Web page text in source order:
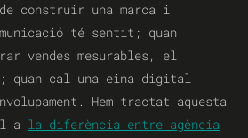
construir una marca i
té sentit; quan
vendes mesurables, el
quan cal una eina digital
Hem tractat aquesta
a la diferència entre agència